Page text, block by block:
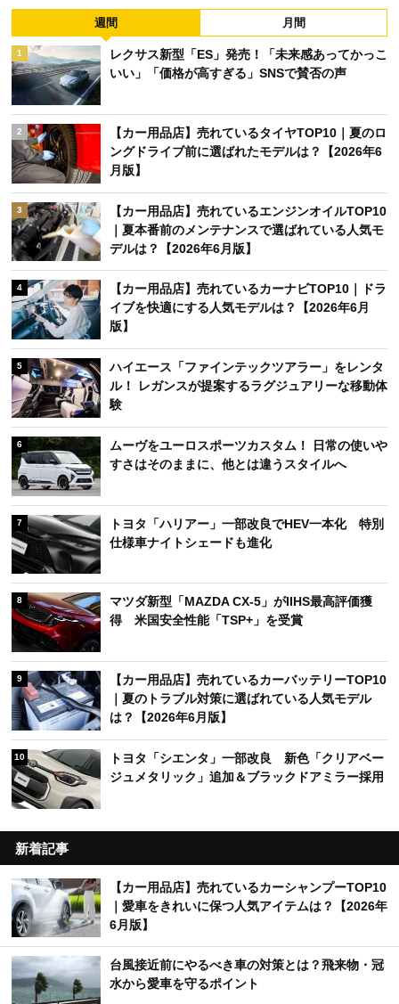
週間 月間
1
レクサス新型「ES」発売！「未来感あってかっこ
いい」「価格が高すぎる」SNSで賛否の声
2
【カー用品店】売れているタイヤTOP10｜夏のロ
ングドライブ前に選ばれたモデルは？【2026年6
月版】
3
【カー用品店】売れているエンジンオイルTOP10
｜夏本番前のメンテナンスで選ばれている人気モ
デルは？【2026年6月版】
4
【カー用品店】売れているカーナビTOP10｜ドラ
イブを快適にする人気モデルは？【2026年6月
版】
5
ハイエース「ファインテックツアラー」をレンタ
ル！ レガンスが提案するラグジュアリーな移動体
験
6
ムーヴをユーロスポーツカスタム！ 日常の使いや
すさはそのままに、他とは違うスタイルへ
7
トヨタ「ハリアー」一部改良でHEV一本化 特別
仕様車ナイトシェードも進化
8
マツダ新型「MAZDA CX-5」がIIHS最高評価獲
得 米国安全性能「TSP+」を受賞
9
【カー用品店】売れているカーバッテリーTOP10
｜夏のトラブル対策に選ばれている人気モデル
は？【2026年6月版】
10
トヨタ「シエンタ」一部改良 新色「クリアベー
ジュメタリック」追加＆ブラックドアミラー採用
新着記事
【カー用品店】売れているカーシャンプーTOP10
｜愛車をきれいに保つ人気アイテムは？【2026年
6月版】
台風接近前にやるべき車の対策とは？飛来物・冠
水から愛車を守るポイント